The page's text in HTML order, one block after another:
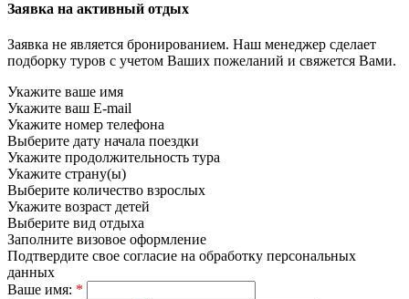
Заявка на активный отдых
Заявка не является бронированием. Наш менеджер сделает
подборку туров с учетом Ваших пожеланий и свяжется Вами.
Укажите ваше имя
Укажите ваш E-mail
Укажите номер телефона
Выберите дату начала поездки
Укажите продолжительность тура
Укажите страну(ы)
Выберите количество взрослых
Укажите возраст детей
Выберите вид отдыха
Заполните визовое оформление
Подтвердите свое согласие на обработку персональных
данных
Ваше имя: *